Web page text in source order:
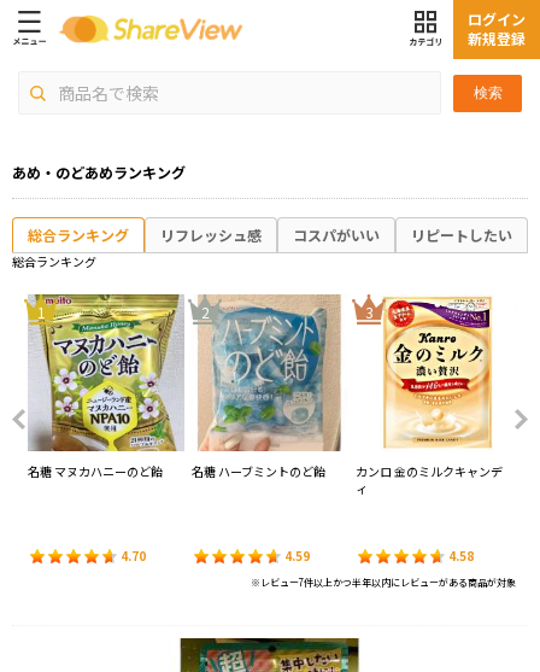
検索
ログイン
新規登録
あめ・のどあめランキング
総合ランキング リフレッシュ感 コスパがいい リピートしたい
総合ランキング
1
名糖 マヌカハニーのど飴
4.70
2
名糖 ハーブミントのど飴
4.59
3
カンロ 金のミルクキャンデ
ィ
4.58
※レビュー7件以上かつ半年以内にレビューがある商品が対象